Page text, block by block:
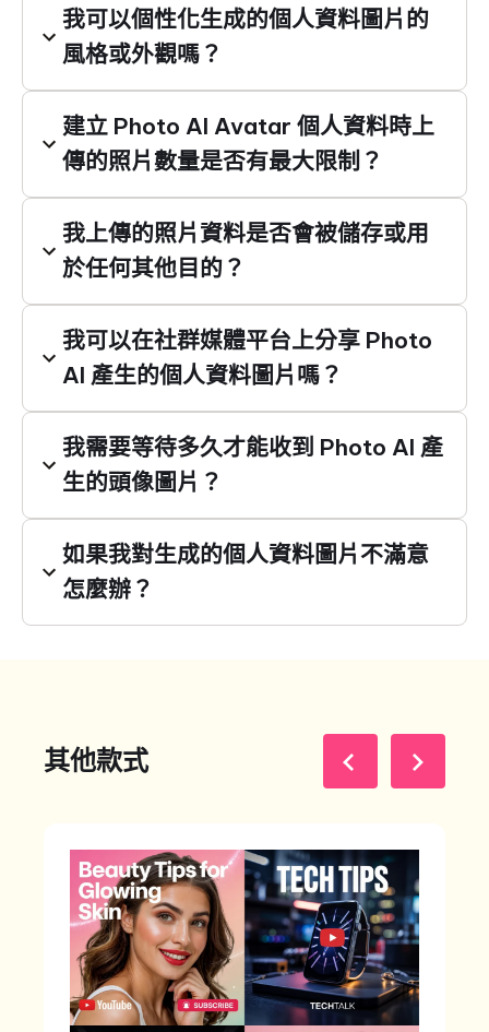
我可以個性化生成的個人資料圖片的
風格或外觀嗎？
建立 Photo AI Avatar 個人資料時上
傳的照片數量是否有最大限制？
我上傳的照片資料是否會被儲存或用
於任何其他目的？
我可以在社群媒體平台上分享 Photo
AI 產生的個人資料圖片嗎？
我需要等待多久才能收到 Photo AI 產
生的頭像圖片？
如果我對生成的個人資料圖片不滿意
怎麼辦？
其他款式